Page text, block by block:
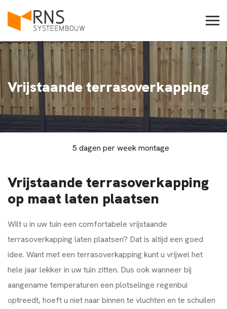
Vrijstaande terrasoverkapping
5 dagen per week montage
Vrijstaande terrasoverkapping
op maat laten plaatsen
Wilt u in uw tuin een comfortabele vrijstaande
terrasoverkapping laten plaatsen? Dat is altijd een goed
idee. Want met een terrasoverkapping kunt u vrijwel het
hele jaar lekker in uw tuin zitten. Dus ook wanneer bij
aangename temperaturen een plotselinge regenbui
optreedt, hoeft u niet naar binnen te vluchten en te schuilen